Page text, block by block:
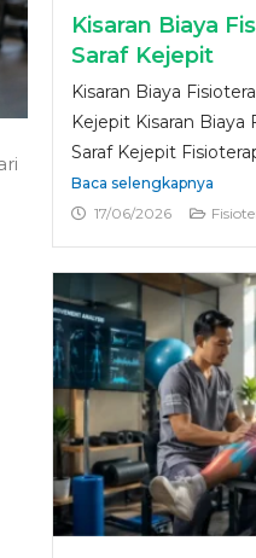
Kisaran Biaya
Saraf Kejepit
Kisaran Biaya
Kejepit Kisaran Biaya
Saraf Kejepit
Baca selengkapnya
17/06/2026